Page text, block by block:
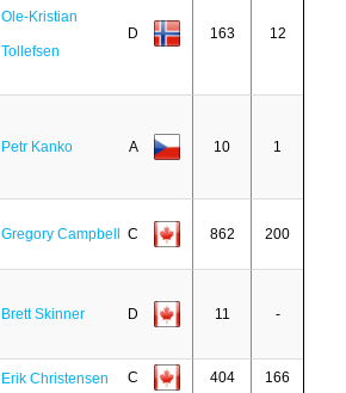
Ole-Kristian
Tollefsen
D 163 12
Petr Kanko A 10 1
Gregory Campbell C 862 200
Brett Skinner D 11 -
Erik Christensen C 404 166